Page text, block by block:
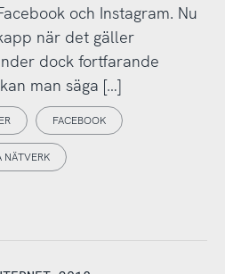
och Instagram. Nu
när det gäller
dock fortfarande
man säga […]
FACEBOOK
NÄTVERK